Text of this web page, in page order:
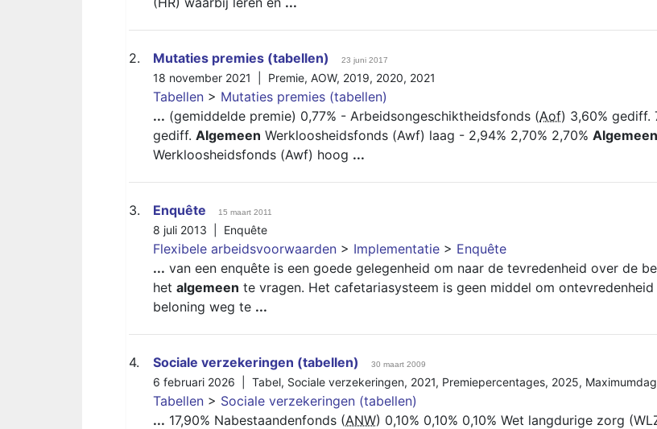
2. Mutaties premies (tabellen) 23 juni 2017
18 november 2021 | Premie, AOW, 2019, 2020, 2021
Tabellen > Mutaties premies (tabellen)
... (gemiddelde premie) 0,77% - Arbeidsongeschiktheidsfonds (Aof) 3,60% gediff.
gediff. Algemeen Werkloosheidsfonds (Awf) laag - 2,94% 2,70% 2,70% Algemeen
Werkloosheidsfonds (Awf) hoog ...
3. Enquête 15 maart 2011
8 juli 2013 | Enquête
Flexibele arbeidsvoorwaarden > Implementatie > Enquête
... van een enquête is een goede gelegenheid om naar de tevredenheid over de
het algemeen te vragen. Het cafetariasysteem is geen middel om
beloning weg te ...
4. Sociale verzekeringen (tabellen) 30 maart 2009
6 februari 2026 | Tabel, Sociale verzekeringen, 2021, Premiepercentages, 2025,
Tabellen > Sociale verzekeringen (tabellen)
... 17,90% Nabestaandenfonds (ANW) 0,10% 0,10% 0,10% Wet langdurige zorg